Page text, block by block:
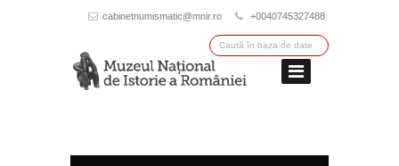
cabinetnumismatic@mnir.ro +0040745327488